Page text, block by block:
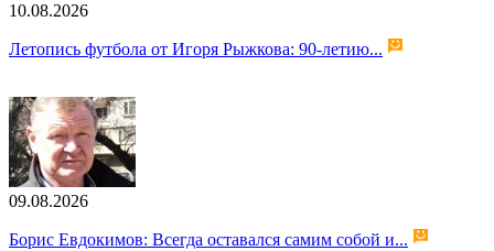
10.08.2026
Летопись футбола от Игоря Рыжкова: 90-летию...
09.08.2026
Борис Евдокимов: Всегда оставался самим собой и...